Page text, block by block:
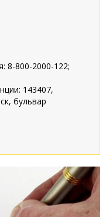
8-800-2000-122;
143407,
бульвар